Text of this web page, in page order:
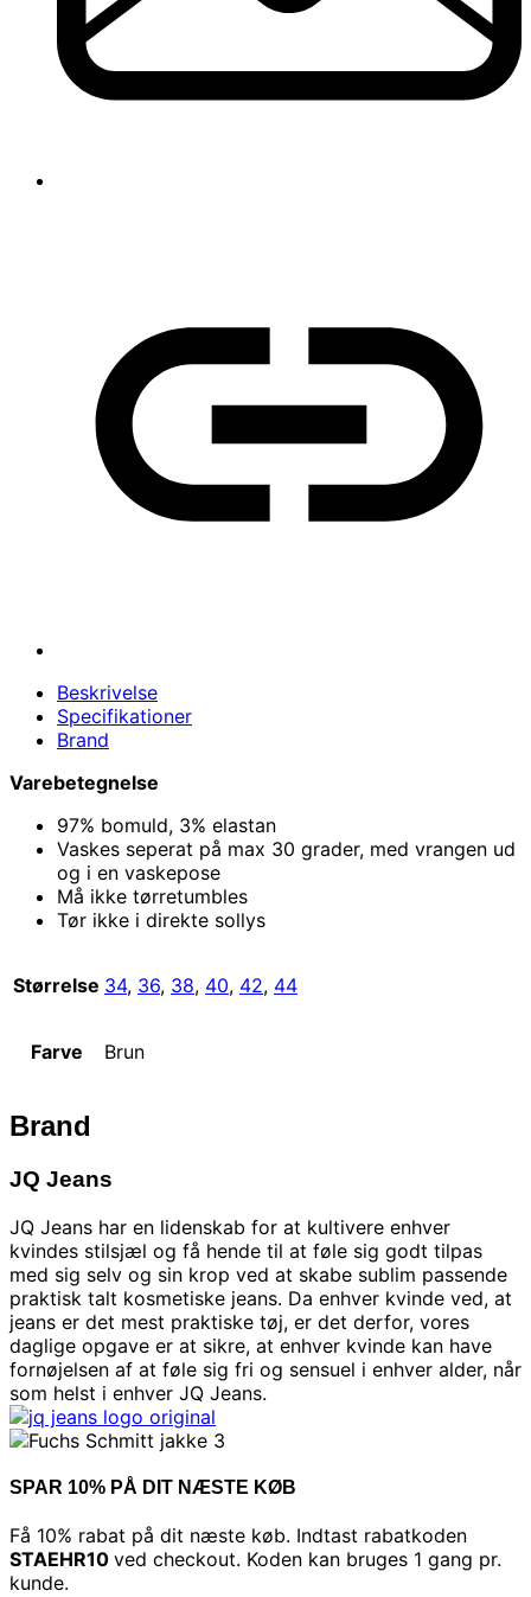
Beskrivelse
Specifikationer
Brand
Varebetegnelse
97% bomuld, 3% elastan
Vaskes seperat på max 30 grader, med vrangen ud
og i en vaskepose
Må ikke tørretumbles
Tør ikke i direkte sollys
Størrelse 34, 36, 38, 40, 42, 44
Farve Brun
Brand
JQ Jeans
JQ Jeans har en lidenskab for at kultivere enhver
kvindes stilsjæl og få hende til at føle sig godt tilpas
med sig selv og sin krop ved at skabe sublim passende
praktisk talt kosmetiske jeans. Da enhver kvinde ved, at
jeans er det mest praktiske tøj, er det derfor, vores
daglige opgave er at sikre, at enhver kvinde kan have
fornøjelsen af ​​at føle sig fri og sensuel i enhver alder, når
som helst i enhver JQ Jeans.
SPAR 10% PÅ DIT NÆSTE KØB
Få 10% rabat på dit næste køb. Indtast rabatkoden
STAEHR10 ved checkout. Koden kan bruges 1 gang pr.
kunde.